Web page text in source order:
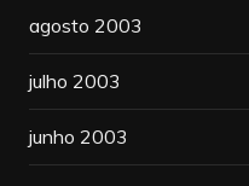
agosto 2003
julho 2003
junho 2003